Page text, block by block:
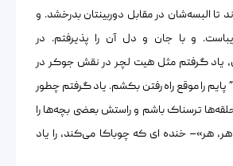
تا البسه‌شان در مقابل دوربینتان بدرخشد. و
و با جان و دل آن را پذیرفتم. در
یاد گرفتم مثل هیت لچر در نقش جوکر در
پایم را موقع راه رفتن بکشم. یاد گرفتم چطور
ترسناک باشم و راستش بعضی بچه‌ها را
هر»– خنده ای که چوباکا می‌کند، را یاد